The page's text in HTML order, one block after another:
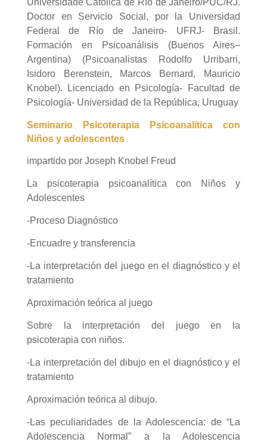
Universidade Católica de Río de Janeiro/PUC/RJ.
Doctor en Servicio Social, por la Universidad
Federal de Río de Janeiro- UFRJ- Brasil.
Formación en Psicoanálisis (Buenos Aires–
Argentina) (Psicoanalistas Rodolfo Urribarri,
Isidoro Berenstein, Marcos Bernard, Mauricio
Knobel). Licenciado en Psicología- Facultad de
Psicología- Universidad de la República, Uruguay
Seminario Psicoterapia Psicoanalitica con
Niños y adolescentes
impartido por Joseph Knobel Freud
La psicoterapia psicoanalítica con Niños y
Adolescentes
-Proceso Diagnóstico
-Encuadre y transferencia
-La interpretación del juego en el diagnóstico y el
tratamiento
Aproximación teórica al juego
Sobre la interpretación del juego en la
psicoterapia con niños.
-La interpretación del dibujo en el diagnóstico y el
tratamiento
Aproximación teórica al dibujo.
-Las peculiaridades de la Adolescencia: de “La
Adolescencia Normal” a la Adolescencia